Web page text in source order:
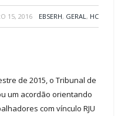
15, 2016 EBSERH, GERAL , HC
de 2015, o Tribunal de
um acordão orientando
com vínculo RJU